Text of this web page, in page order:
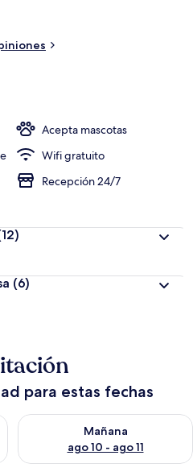
Acepta mascotas
Wifi gratuito
Recepción 24/7
(6)
para estas fechas
hoy ago 9 - ago 10
Mañana
ago 10 - ago 11
Consulta la disponibilidad